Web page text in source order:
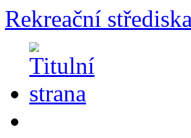
Rekreační